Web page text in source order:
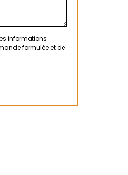
informations
formulée et de